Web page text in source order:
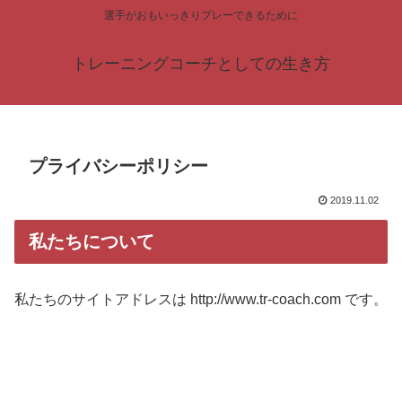
選手がおもいっきりプレーできるために
トレーニングコーチとしての生き方
プライバシーポリシー
2019.11.02
私たちについて
私たちのサイトアドレスは http://www.tr-coach.com です。